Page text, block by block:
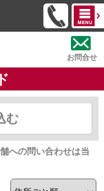
お問合せ
む
への問い合わせは当